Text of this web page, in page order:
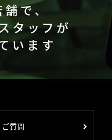
で、
タッフが
います
質問